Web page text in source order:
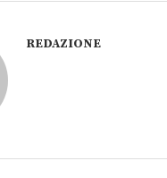
REDAZIONE